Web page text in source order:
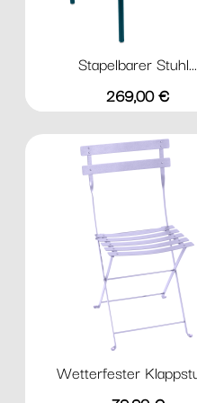
Stapelbarer Stuhl...
Preis
269,00 €
Wetterfester